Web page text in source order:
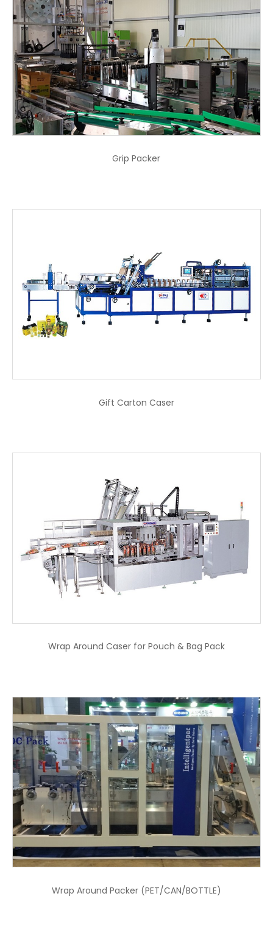
Grip Packer
Gift Carton Caser
Wrap Around Caser for Pouch & Bag Pack
Wrap Around Packer (PET/CAN/BOTTLE)